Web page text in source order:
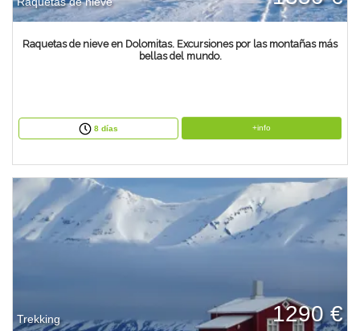
Raquetas de nieve en Dolomitas. Excursiones por las montañas más
bellas del mundo.
8 días +info
Trekking 1290 €